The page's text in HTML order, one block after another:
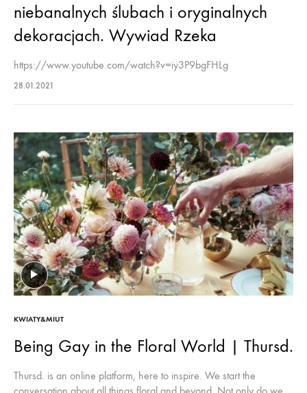
niebanalnych ślubach i oryginalnych
dekoracjach. Wywiad Rzeka
https://www.youtube.com/watch?v=iy3P9bgFHLg
28.01.2021
KWIATY&MIUT
Being Gay in the Floral World | Thursd.
Thursd. is an online platform, here to inspire. We start the